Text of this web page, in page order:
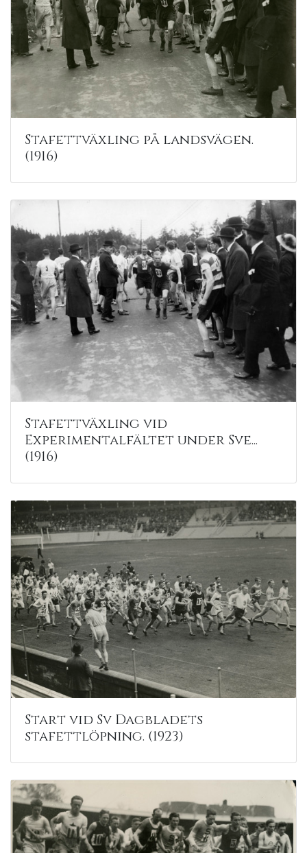
Stafettväxling på landsvägen.
(1916)
Stafettväxling vid
Experimentalfältet under Sve...
(1916)
Start vid Sv Dagbladets
stafettlöpning. (1923)